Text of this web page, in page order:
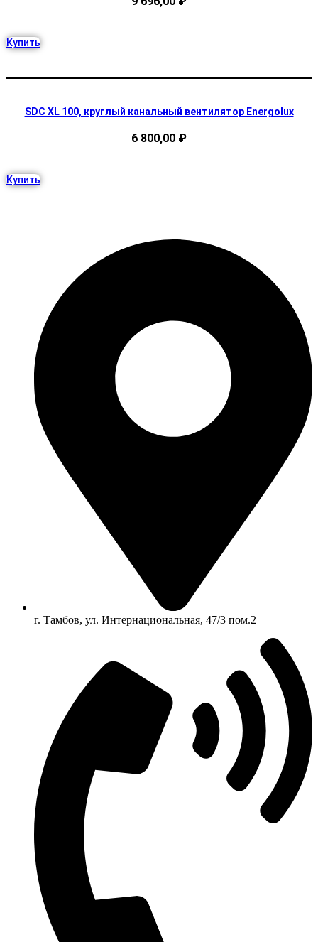
Купить
SDC XL 100, круглый канальный вентилятор Energolux
6 800,00 ₽
Купить
г. Тамбов, ул. Интернациональная, 47/3 пом.2